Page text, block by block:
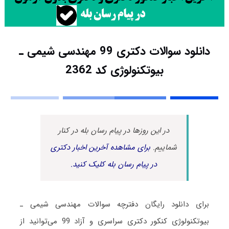
دانلود سوالات دکتری 99 مهندسی شیمی ـ
بیوتکنولوژی کد 2362
در این روزها در پیام رسان بله در کنار
شماییم.برای مشاهده آخرین اخبار دکتری
در پیام رسان بله کلیک کنید.
برای دانلود رایگان دفترچه سوالات مهندسی شیمی ـ
بیوتکنولوژی کنکور دکتری سراسری و آزاد 99 می‌توانید از